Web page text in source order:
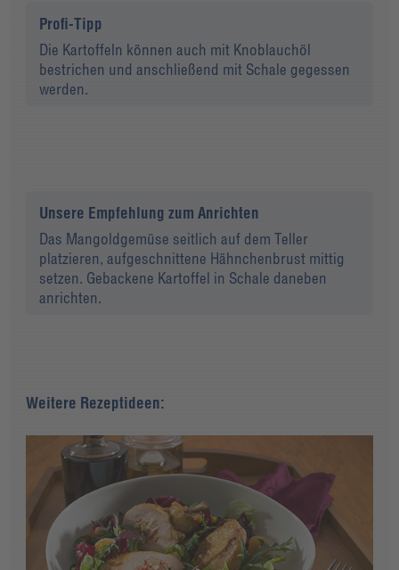
Profi-Tipp
Die Kartoffeln können auch mit Knoblauchöl
bestrichen und anschließend mit Schale gegessen
werden.
Unsere Empfehlung zum Anrichten
Das Mangoldgemüse seitlich auf dem Teller
platzieren, aufgeschnittene Hähnchenbrust mittig
setzen. Gebackene Kartoffel in Schale daneben
anrichten.
Weitere Rezeptideen: